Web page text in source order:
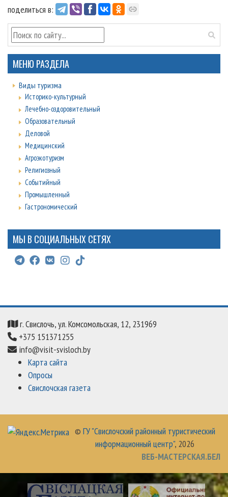
поделиться в:
МЕНЮ РАЗДЕЛА
Виды туризма
Историко-культурный
Лечебно-оздоровительный
Образовательный
Деловой
Медицинский
Агроэкотуризм
Религиозный
Событийный
Промышленный
Гастрономический
МЫ В СОЦИАЛЬНЫХ СЕТЯХ
г. Свислочь, ул. Комсомольская, 12, 231969
+375 151371255
info@visit-svisloch.by
Карта сайта
Опросы
Свислочская газета
© ГУ "Свислочский районный туристический
информационный центр", 2026
ВЕБ-МАСТЕРСКАЯ.БЕЛ